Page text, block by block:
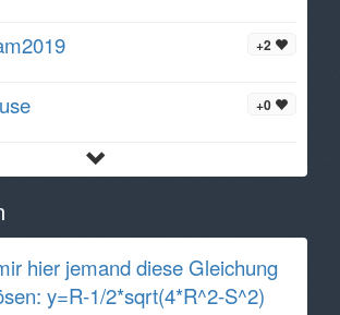
+2
+0
hier jemand diese Gleichung
y=R-1/2*sqrt(4*R^2-S^2)